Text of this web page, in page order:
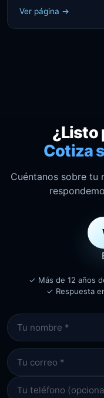
Ver página →
¿Listo
Cotiza
Cuéntanos sobre tu
✓ Más de 12 años
✓ Respuesta